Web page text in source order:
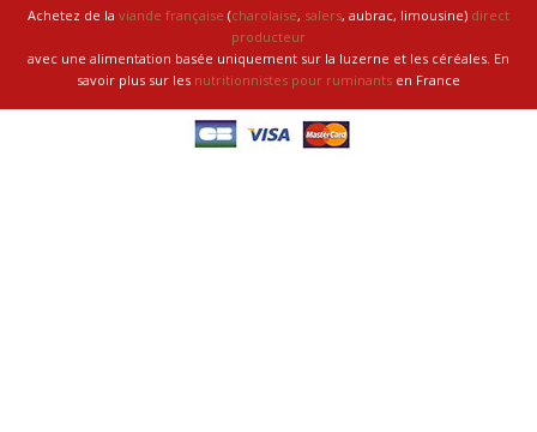
Achetez de la viande française (charolaise, salers, aubrac, limousine) direct
producteur
avec une alimentation basée uniquement sur la luzerne et les céréales. En
savoir plus sur les nutritionnistes pour ruminants en France